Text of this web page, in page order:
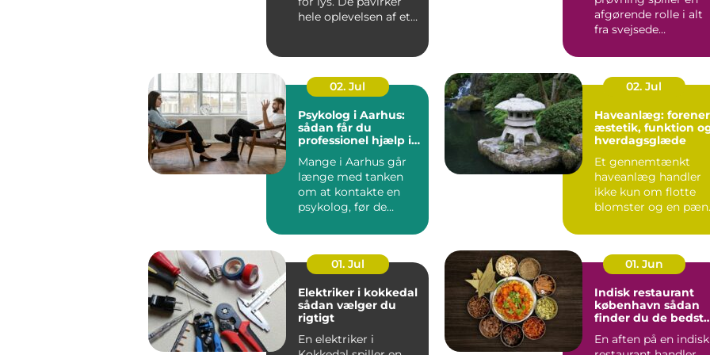
hele oplevelsen af et
afgørende rolle i alt
fra svejsede
rørledninge...
02. Jul
Psykolog i Aarhus:
sådan får du
professionel hjælp i
Mange i Aarhus går
længe med tanken
om at kontakte en
psykolog, før de
02. Jul
Haveanlæg: forener
æstetik, funktion
hverdagsglæde
Et gennemtænkt
haveanlæg handler
ikke kun om flotte
blomster og en pæn
01. Jul
Elektriker i kokkedal
sådan vælger du
rigtigt
En elektriker i
01. Jun
Indisk restaurant
københavn sådan
finder du de bedste
En aften på en indisk